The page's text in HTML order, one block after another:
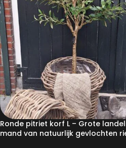
Ronde pitriet korf L – Grote
mand van natuurlijk gevlochten